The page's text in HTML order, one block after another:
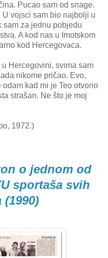
Pucao sam od snage.
U vojsci sam bio najbolji u
sam za jednu pobjedu
A kod nas u Imotskom
kod Hercegovaca.
Hercegovini, svima sam
nikome pričao. Evo,
kad mi je Teo otvorio
strašan. Ne što je moj
1972.)
o jednom od
sportaša svih
(1990)